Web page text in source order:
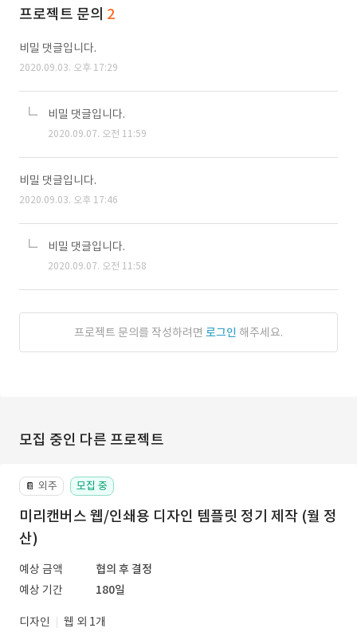
프로젝트 문의 2
비밀 댓글입니다.
2020.09.03. 오후 17:29
비밀 댓글입니다.
2020.09.07. 오전 11:59
비밀 댓글입니다.
2020.09.03. 오후 17:46
비밀 댓글입니다.
2020.09.07. 오전 11:58
프로젝트 문의를 작성하려면 로그인 해주세요.
모집 중인 다른 프로젝트
📔 외주 모집 중
미리캔버스 웹/인쇄용 디자인 템플릿 정기 제작 (월 정
산)
예상 금액
협의 후 결정
예상 기간
180일
디자인
웹 외 1개